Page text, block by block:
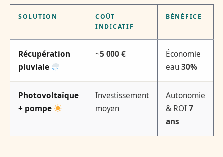
SOLUTION
COÛT
INDICATIF
BÉNÉFICE
Récupération
pluviale
~5 000 €
Économie
eau30%
Photovoltaïque
+ pompe
Investissement
moyen
Autonomie
& ROI7
ans